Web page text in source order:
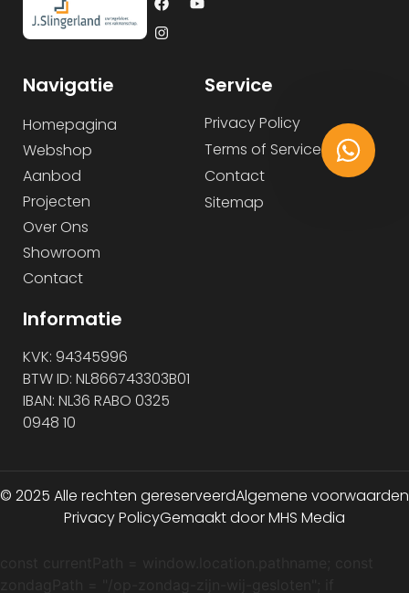
Navigatie
Homepagina
Webshop
Aanbod
Projecten
Over Ons
Showroom
Contact
Service
Privacy Policy
Terms of Service
Contact
Sitemap
Informatie
KVK: 94345996
BTW ID: NL866743303B01
IBAN: NL36 RABO 0325
0948 10
© 2025 Alle rechten gereserveerdAlgemene voorwaarden
Privacy PolicyGemaakt door MHS Media